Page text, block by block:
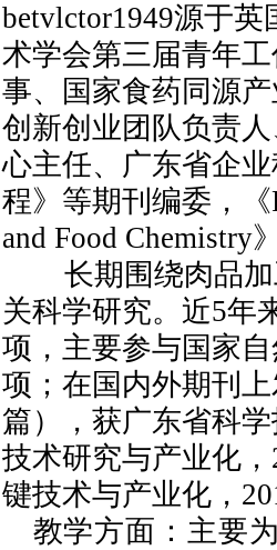
betvlctor1949源于
术学会第三届青年
事、国家食药同源
创新创业团队负责
心主任、广东省企
程》等期刊编委，《
and Food Chemistry
长期围绕肉品
关科学研究。近5年
项，主要参与国家
项；在国内外期刊
篇），获广东省科
技术研究与产业化，
键技术与产业化，
教学方面：主要